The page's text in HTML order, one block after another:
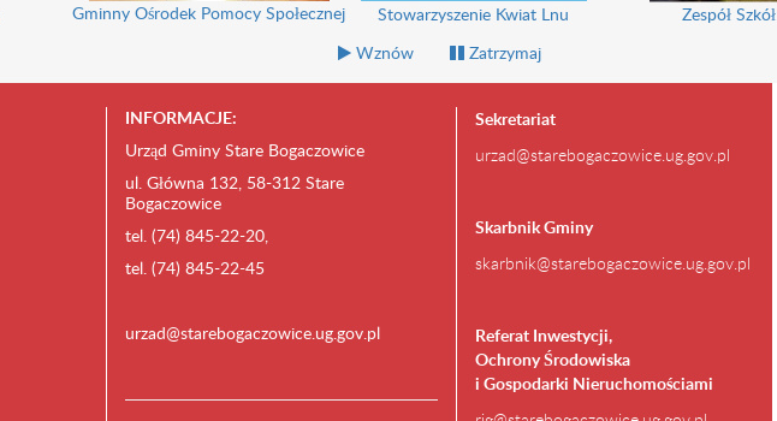
Gminny Ośrodek Pomocy Społecznej Stowarzyszenie Kwiat Lnu Zespół Szkół
Wznów Zatrzymaj
INFORMACJE:
Urząd Gminy Stare Bogaczowice
ul. Główna 132, 58-312 Stare
Bogaczowice
tel. (74) 845-22-20,
tel. (74) 845-22-45
urzad@starebogaczowice.ug.gov.pl
Sekretariat
urzad@starebogaczowice.ug.gov.pl
Skarbnik Gminy
skarbnik@starebogaczowice.ug.gov.pl
Referat Inwestycji,
Ochrony Środowiska
i Gospodarki Nieruchomościami